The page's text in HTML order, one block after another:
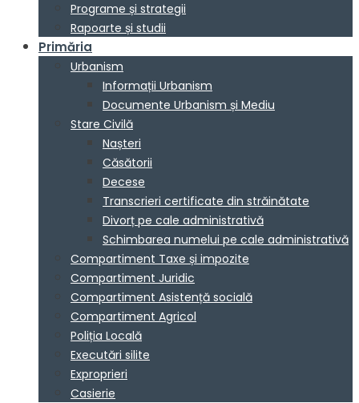
Programe și strategii
Rapoarte și studii
Primăria
Urbanism
Informații Urbanism
Documente Urbanism și Mediu
Stare Civilă
Nașteri
Căsătorii
Decese
Transcrieri certificate din străinătate
Divorț pe cale administrativă
Schimbarea numelui pe cale administrativă
Compartiment Taxe și impozite
Compartiment Juridic
Compartiment Asistență socială
Compartiment Agricol
Poliția Locală
Executări silite
Exproprieri
Casierie